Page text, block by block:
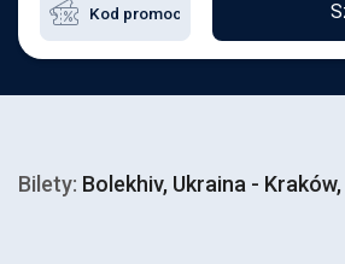
Bilety: Bolekhiv, Ukraina -